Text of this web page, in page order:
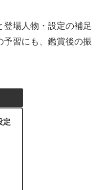
場人物・設定の補足
予習にも、鑑賞後の振
定